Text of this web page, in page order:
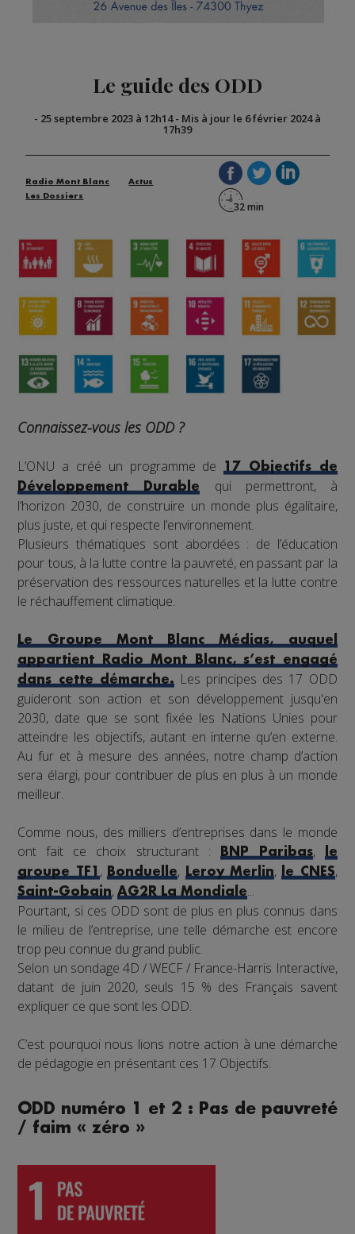
Le guide des ODD
- 25 septembre 2023 à 12h14- Mis à jour le 6 février 2024 à
17h39
Radio Mont Blanc
Actus
Les Dossiers
Connaissez-vous les ODD ?
L’ONU a créé un programme de17 Objectifs de
Développement Durable
qui permettront, à
l’horizon 2030, de construire un monde plus égalitaire,
plus juste, et qui respecte l’environnement.
Plusieurs thématiques sont abordées : de l’éducation
pour tous, à la lutte contre la pauvreté, en passant par la
préservation des ressources naturelles et la lutte contre
le réchauffement climatique.
Le Groupe Mont Blanc Médias, auquel
appartient Radio Mont Blanc, s’est engagé
dans cette démarche.Les principes des 17 ODD
guideront son action et son développement jusqu'en
2030, date que se sont fixée les Nations Unies pour
atteindre les objectifs, autant en interne qu’en externe.
Au fur et à mesure des années, notre champ d’action
sera élargi, pour contribuer de plus en plus à un monde
meilleur.
Comme nous, des milliers d’entreprises dans le monde
ont fait ce choix structurant :
BNP Paribas,
le
groupe TF1 , Bonduelle, Leroy Merlin, le CNES,
Saint-Gobain,AG2R La Mondiale...
Pourtant, si ces ODD sont de plus en plus connus dans
le milieu de l’entreprise, une telle démarche est encore
trop peu connue du grand public.
Selon un sondage 4D / WECF / France-Harris Interactive,
datant de juin 2020, seuls 15 % des Français savent
expliquer ce que sont les ODD.
C’est pourquoi nous lions notre action à une démarche
de pédagogie en présentant ces 17 Objectifs.
ODD numéro 1 et 2 : Pas de pauvreté
/ faim « zéro »